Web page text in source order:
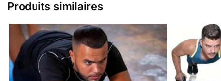
Produits similaires